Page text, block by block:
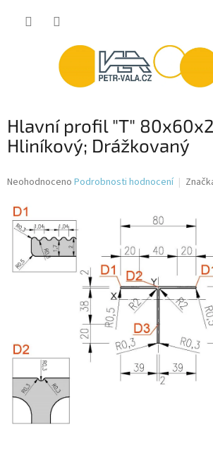
Hlavní profil "T"
Hliníkový; Drážkovaný
Průměrné
produktu
je
0,0
hvězdiček.
Neohodnoceno Podrobnosti hodnocení